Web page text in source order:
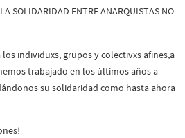
SOLIDARIDAD ENTRE ANARQUISTAS NO
individuxs, grupos y colectivxs afines,a
trabajado en los últimos años a
su solidaridad como hasta ahora